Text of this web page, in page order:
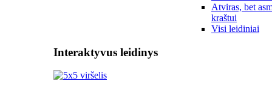
Atviras, bet
kraštui
Visi leidiniai
Interaktyvus leidinys